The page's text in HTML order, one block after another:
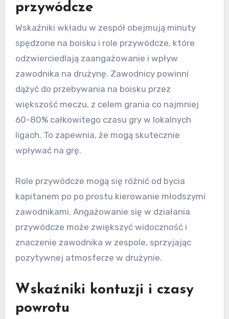
przywódcze
Wskaźniki wkładu w zespół obejmują minuty
spędzone na boisku i role przywódcze, które
odzwierciedlają zaangażowanie i wpływ
zawodnika na drużynę. Zawodnicy powinni
dążyć do przebywania na boisku przez
większość meczu, z celem grania co najmniej
60-80% całkowitego czasu gry w lokalnych
ligach. To zapewnia, że mogą skutecznie
wpływać na grę.
Role przywódcze mogą się różnić od bycia
kapitanem po po prostu kierowanie młodszymi
zawodnikami. Angażowanie się w działania
przywódcze może zwiększyć widoczność i
znaczenie zawodnika w zespole, sprzyjając
pozytywnej atmosferze w drużynie.
Wskaźniki kontuzji i czasy
powrotu